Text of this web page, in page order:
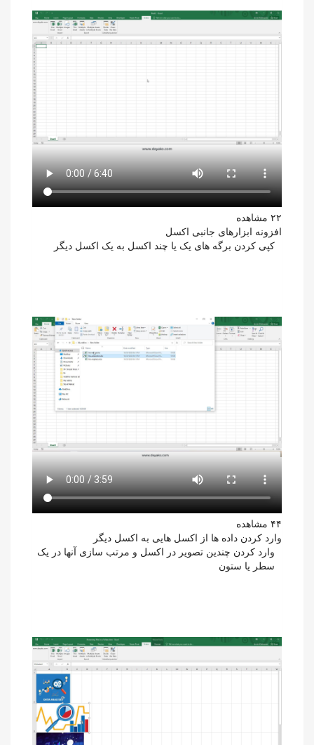
۲۲ مشاهده
افزونه ابزارهای جانبی اکسل
کپی کردن برگه های یک یا چند اکسل به یک اکسل دیگر
۴۴ مشاهده
وارد کردن داده ها از اکسل هایی به اکسل دیگر
وارد کردن چندین تصویر در اکسل و مرتب سازی آنها در یک
سطر یا ستون